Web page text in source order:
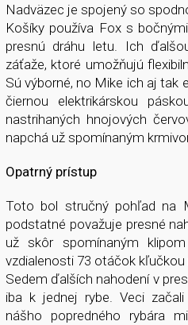
Nadväzec je spojený so
Košíky používa Fox s
presnú dráhu letu. Ich
záťaže, ktoré umožňujú
Sú výborné, no Mike ich aj tak
čiernou elektrikárskou
nastrihaných hnojových
napchá už spomínaným
Opatrný prístup
Toto bol stručný pohľad na
podstatné považuje presné
už skôr spomínaným
vzdialenosti 73 otáčok kľučkou
Sedem ďalších nahodení v
iba k jednej rybe. Veci
nášho popredného rybára